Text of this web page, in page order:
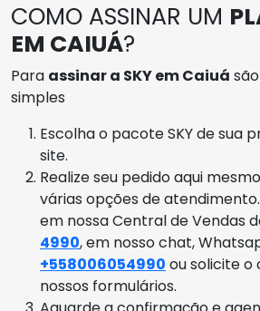
COMO ASSINAR UM
EM CAIUÁ?
Para assinar a SKY em Caiuá
simples
Escolha o pacote SKY de sua
site.
Realize seu pedido aqui
várias opções de
em nossa Central de Vendas
4990, em nosso chat,
+558006054990 ou solicite
nossos formulários.